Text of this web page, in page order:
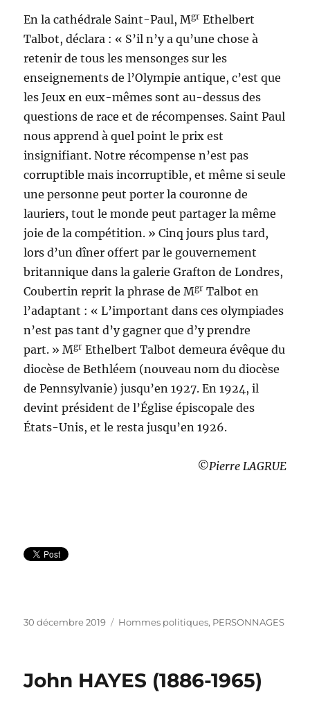
En la cathédrale Saint-Paul, Mgr Ethelbert
Talbot, déclara : « S’il n’y a qu’une chose à
retenir de tous les mensonges sur les
enseignements de l’Olympie antique, c’est que
les Jeux en eux-mêmes sont au-dessus des
questions de race et de récompenses. Saint Paul
nous apprend à quel point le prix est
insignifiant. Notre récompense n’est pas
corruptible mais incorruptible, et même si seule
une personne peut porter la couronne de
lauriers, tout le monde peut partager la même
joie de la compétition. » Cinq jours plus tard,
lors d’un dîner offert par le gouvernement
britannique dans la galerie Grafton de Londres,
Coubertin reprit la phrase de Mgr Talbot en
l’adaptant : « L’important dans ces olympiades
n’est pas tant d’y gagner que d’y prendre
part. » Mgr Ethelbert Talbot demeura évêque du
diocèse de Bethléem (nouveau nom du diocèse
de Pennsylvanie) jusqu’en 1927. En 1924, il
devint président de l’Église épiscopale des
États-Unis, et le resta jusqu’en 1926.
©Pierre LAGRUE
Publié
30 décembre 2019 Catégories
Hommes politiques, PERSONNAGES
John HAYES (1886-1965)